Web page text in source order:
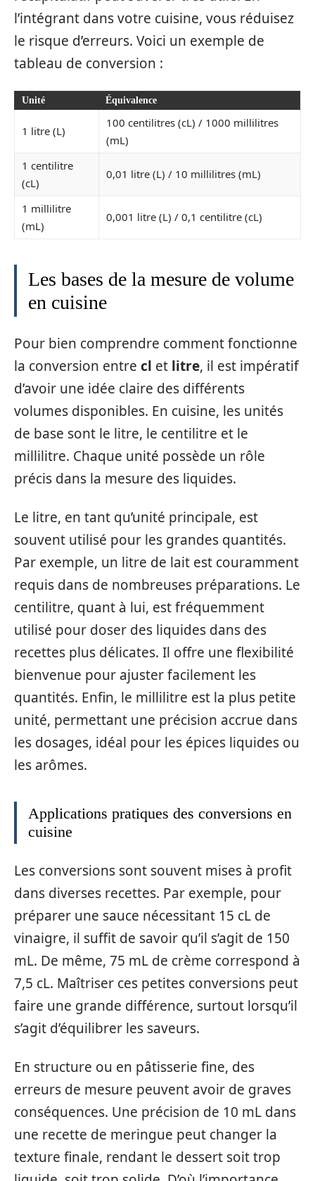
l’intégrant dans votre cuisine, vous réduisez
le risque d’erreurs. Voici un exemple de
tableau de conversion :
Unité Équivalence
1 litre (L)
100 centilitres (cL) / 1000 millilitres
(mL)
1 centilitre
(cL)
0,01 litre (L) / 10 millilitres (mL)
1 millilitre
(mL)
0,001 litre (L) / 0,1 centilitre (cL)
Les bases de la mesure de volume
en cuisine
Pour bien comprendre comment fonctionne
la conversion entre cl et litre, il est impératif
d’avoir une idée claire des différents
volumes disponibles. En cuisine, les unités
de base sont le litre, le centilitre et le
millilitre. Chaque unité possède un rôle
précis dans la mesure des liquides.
Le litre, en tant qu’unité principale, est
souvent utilisé pour les grandes quantités.
Par exemple, un litre de lait est couramment
requis dans de nombreuses préparations. Le
centilitre, quant à lui, est fréquemment
utilisé pour doser des liquides dans des
recettes plus délicates. Il offre une flexibilité
bienvenue pour ajuster facilement les
quantités. Enfin, le millilitre est la plus petite
unité, permettant une précision accrue dans
les dosages, idéal pour les épices liquides ou
les arômes.
Applications pratiques des conversions en
cuisine
Les conversions sont souvent mises à profit
dans diverses recettes. Par exemple, pour
préparer une sauce nécessitant 15 cL de
vinaigre, il suffit de savoir qu’il s’agit de 150
mL. De même, 75 mL de crème correspond à
7,5 cL. Maîtriser ces petites conversions peut
faire une grande différence, surtout lorsqu’il
s’agit d’équilibrer les saveurs.
En structure ou en pâtisserie fine, des
erreurs de mesure peuvent avoir de graves
conséquences. Une précision de 10 mL dans
une recette de meringue peut changer la
texture finale, rendant le dessert soit trop